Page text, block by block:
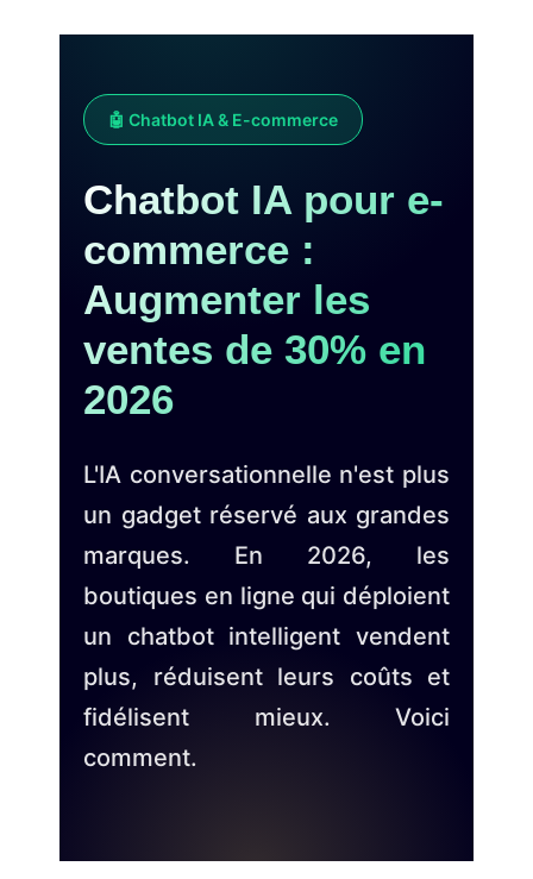
🤖 Chatbot IA & E-commerce
Chatbot IA pour e-
commerce :
Augmenter les
ventes de 30% en
2026
L'IA conversationnelle n'est plus
un gadget réservé aux grandes
marques. En 2026, les
boutiques en ligne qui déploient
un chatbot intelligent vendent
plus, réduisent leurs coûts et
fidélisent mieux. Voici
comment.